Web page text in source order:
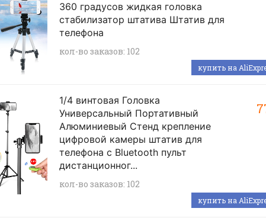
360 градусов жидкая головка
стабилизатор штатива Штатив для
телефона
кол-во заказов: 102
купить на
1/4 винтовая Головка
Универсальный Портативный
Алюминиевый Стенд крепление
цифровой камеры штатив для
телефона с Bluetooth пульт
дистанционног...
кол-во заказов: 102
купить на